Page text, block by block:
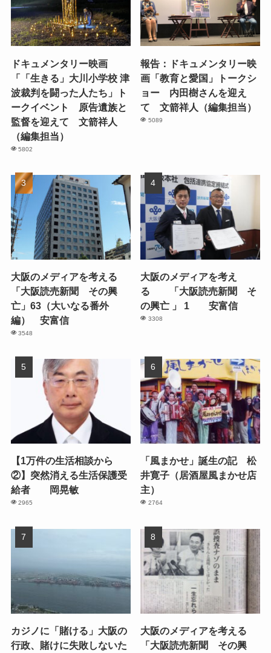
ドキュメンタリー映画
「「生きる」大川小学校 津
波裁判を闘った人たち」ト
ークイベント 原告遺族と
監督を迎えて 文箭祥人
（編集担当）
5802
報告：ドキュメンタリー映
画「教育と愛国」トークシ
ョー 内田樹さんを迎え
て 文箭祥人（編集担当）
5089
大阪のメディアを考える
「大阪読売新聞 その興
亡」63（大いなる番外
編） 安富信
3548
大阪のメディアを考え
る 「大阪読売新聞 そ
の興亡 」 1 安富信
3308
【1万件の生活相談から
②】突然消える生活保護受
給者 岡晃敏
2965
「風まかせ」誕生の記 松
井寛子（居酒屋風まかせ店
主）
2764
カジノに「賭ける」大阪の
行政、賭けに失敗しないた
大阪のメディアを考える
「大阪読売新聞 その興